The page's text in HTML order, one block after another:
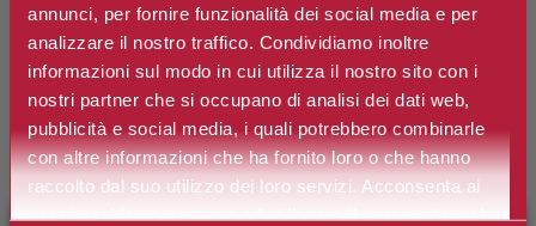
annunci, per fornire funzionalità dei social media e per
analizzare il nostro traffico. Condividiamo inoltre
informazioni sul modo in cui utilizza il nostro sito con i
nostri partner che si occupano di analisi dei dati web,
pubblicità e social media, i quali potrebbero combinarle
con altre informazioni che ha fornito loro o che hanno
raccolto dal suo utilizzo dei loro servizi. Acconsenta ai
nostri cookie se continua ad utilizzare il nostro sito web.
LANCOME
Genifique Youth Activating Cream Duo
Marchio: Lancôme
Art. n. 8024417844561